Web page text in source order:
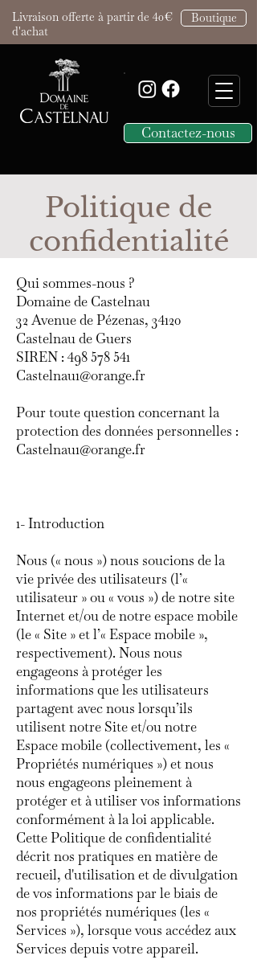
Livraison offerte à partir de 40€
d'achat
Boutique
Contactez-nous
Politique de
confidentialité
Qui sommes-nous ?
Domaine de Castelnau
32 Avenue de Pézenas, 34120
Castelnau de Guers
SIREN : 498 578 541
Castelnau1@orange.fr
​Pour toute question concernant la
protection des données personnelles :
Castelnau1@orange.fr
1- Introduction
Nous (« nous ») nous soucions de la
vie privée des utilisateurs (l’«
utilisateur » ou « vous ») de notre site
Internet et/ou de notre espace mobile
(le « Site » et l’« Espace mobile »,
respectivement). Nous nous
engageons à protéger les
informations que les utilisateurs
partagent avec nous lorsqu’ils
utilisent notre Site et/ou notre
Espace mobile (collectivement, les «
Propriétés numériques ») et nous
nous engageons pleinement à
protéger et à utiliser vos informations
conformément à la loi applicable.
Cette Politique de confidentialité
décrit nos pratiques en matière de
recueil, d'utilisation et de divulgation
de vos informations par le biais de
nos propriétés numériques (les «
Services »), lorsque vous accédez aux
Services depuis votre appareil.